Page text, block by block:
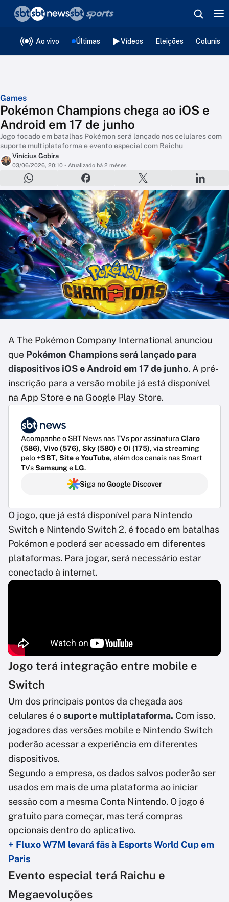
Ao vivo Últimas Vídeos Eleições
Games
Pokémon Champions chega ao iOS e
Android em 17 de junho
Jogo focado em batalhas Pokémon será lançado nos celulares com
suporte multiplataforma e evento especial com Raichu
Vinícius Gobira
03/06/2026, 20:10 • Atualizado há 2 mêses
A The Pokémon Company International anunciou
que Pokémon Championsserá lançado para
dispositivos iOS e Android em 17 de junho. A pré-
inscrição para a versão mobile já está disponível
na App Store e na Google Play Store.
Acompanhe o SBT News nas TVs por assinatura Claro
(586), Vivo (576), Sky (580) eOi (175), via streaming
pelo+SBT, SiteeYouTube, além dos canais nas Smart
TVsSamsunge LG.
Siga no Google Discover
O jogo, que já está disponível para Nintendo
Switch e Nintendo Switch 2, é focado em batalhas
Pokémon e poderá ser acessado em diferentes
plataformas. Para jogar, será necessário estar
conectado à internet.
Jogo terá integração entre mobile e
Switch
Um dos principais pontos da chegada aos
celulares é osuporte multiplataforma. Com isso,
jogadores das versões mobile e Nintendo Switch
poderão acessar a experiência em diferentes
dispositivos.
Segundo a empresa, os dados salvos poderão ser
usados em mais de uma plataforma ao iniciar
sessão com a mesma Conta Nintendo. O jogo é
gratuito para começar, mas terá compras
opcionais dentro do aplicativo.
+ Fluxo W7M levará fãs à Esports World Cup em
Paris
Evento especial terá Raichu e
Megaevoluções
❮voltar
Editorias